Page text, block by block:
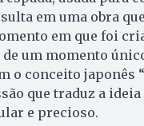
em uma obra
em que foi
um momento
o conceito japonês
que traduz a ideia
e precioso.